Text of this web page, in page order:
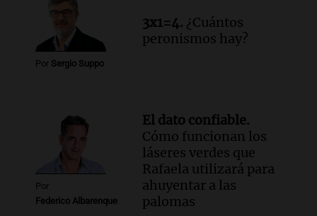
Por Sergio Suppo
3x1=4. ¿Cuántos
peronismos hay?
Por
Federico Albarenque
El dato confiable.
Cómo funcionan los
láseres verdes que
Rafaela utilizará para
ahuyentar a las
palomas